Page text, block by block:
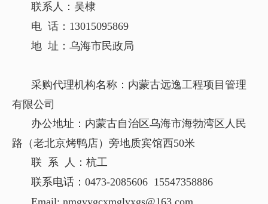
联系人：吴棣
电 话：13015095869
地 址：乌海市民政局
采购代理机构名称：内蒙古远逸工程项目管理
有限公司
办公地址：内蒙古自治区乌海市海勃湾区人民
路（老北京烤鸭店）旁地质宾馆西50米
联 系 人：杭工
联系电话：0473-2085606 15547358886
Email: nmgyygcxmglyxgs@163.com